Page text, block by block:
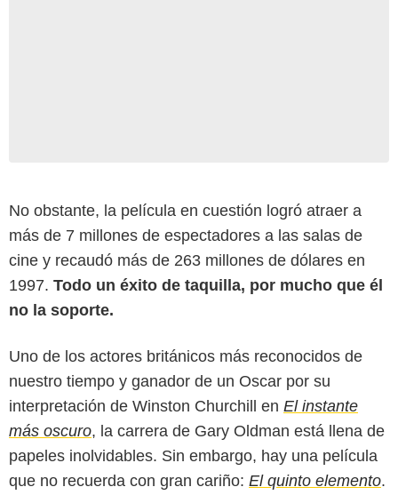
No obstante, la película en cuestión logró atraer a
más de 7 millones de espectadores a las salas de
cine y recaudó más de 263 millones de dólares en
1997. Todo un éxito de taquilla, por mucho que él
no la soporte.
Uno de los actores británicos más reconocidos de
nuestro tiempo y ganador de un Oscar por su
interpretación de Winston Churchill en El instante
más oscuro, la carrera de Gary Oldman está llena de
papeles inolvidables. Sin embargo, hay una película
que no recuerda con gran cariño: El quinto elemento.